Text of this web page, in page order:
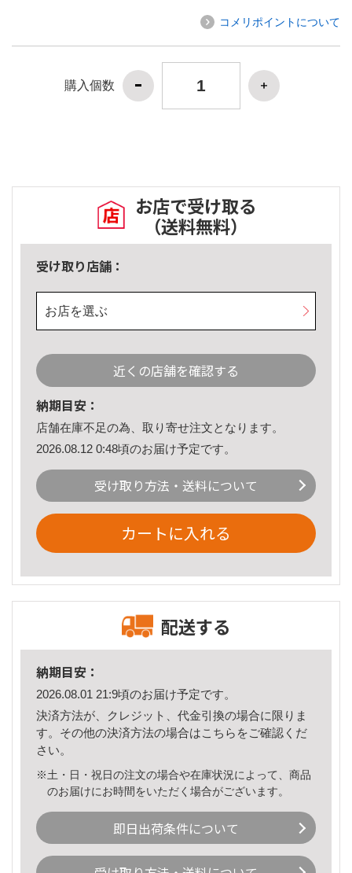
コメリポイントについて
購入個数
お店で受け取る
（送料無料）
受け取り店舗：
お店を選ぶ
近くの店舗を確認する
納期目安：
店舗在庫不足の為、取り寄せ注文となります。
2026.08.12 0:48頃のお届け予定です。
受け取り方法・送料について
カートに入れる
配送する
納期目安：
2026.08.01 21:9頃のお届け予定です。
決済方法が、クレジット、代金引換の場合に限りま
す。その他の決済方法の場合はこちら をご確認くだ
さい。
※土・日・祝日の注文の場合や在庫状況によって、商品
のお届けにお時間をいただく場合がございます。
即日出荷条件について